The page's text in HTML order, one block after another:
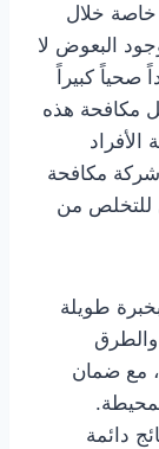
خاصة خلال
البعوض لا
كبيراً
مكافحة هذه
شركة مكافحة
للتخلص من
طويلة
مع ضمان
دائمة